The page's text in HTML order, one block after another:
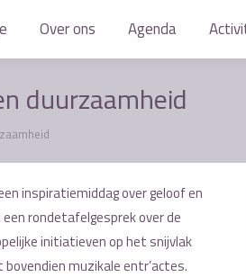
Over ons Agenda
duurzaamheid
inspiratiemiddag over geloof en
een rondetafelgesprek over de
initiatieven op het snijvlak
muzikale entr’actes.
Over ons Agenda